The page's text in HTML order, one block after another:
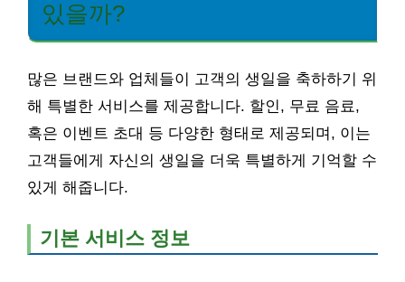
있을까?
많은 브랜드와 업체들이 고객의 생일을 축하하기 위
해 특별한 서비스를 제공합니다. 할인, 무료 음료,
혹은 이벤트 초대 등 다양한 형태로 제공되며, 이는
고객들에게 자신의 생일을 더욱 특별하게 기억할 수
있게 해줍니다.
기본 서비스 정보